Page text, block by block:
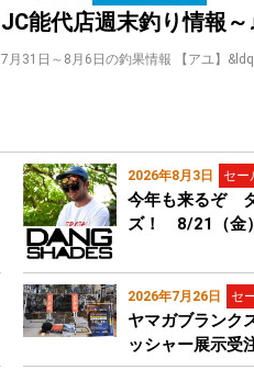
JC能代店週末釣り情報～
7月31日～8月6日の釣果情報 【アユ】
2026年8月3日 セー
今年も来るぞ
ズ！ 8/21（金
2026年7月26日 セ
ヤマガブランク
ッシャー展示受